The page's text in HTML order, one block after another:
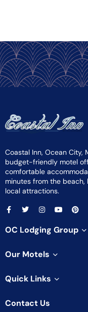
Coastal Inn, Ocean City,
budget-friendly motel
comfortable
minutes from the beach,
local attractions.
OC Lodging Group
Our Motels
Quick Links
Contact Us